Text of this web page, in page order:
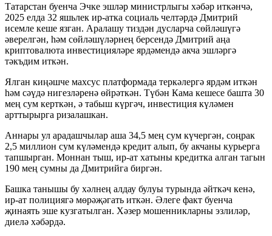
Татарстан буенча Эчке эшләр министрлыгы хәбәр иткәнчә,
2025 елда 32 яшьлек ир-атка социаль челтәрдә Дмитрий
исемле кеше язган. Аралашу тиздән дусларча сөйләшүгә
әверелгән, һәм сөйләшүләрнең берсендә Дмитрий аңа
криптовалюта инвестицияләре ярдәмендә акча эшләргә
тәкъдим иткән.
Ялган киңәшче махсус платформада теркәлергә ярдәм иткән
һәм сәүдә нигезләренә өйрәткән. Түбән Кама кешесе башта 30
мең сум керткән, ә табыш күргәч, инвестиция күләмен
арттырырга ризалашкан.
Аннары ул арадашчылар аша 34,5 мең сум күчергән, соңрак
2,5 миллион сум күләмендә кредит алып, бу акчаны курьерга
тапшырган. Моннан тыш, ир-ат хатыны кредитка алган тагын
190 мең сумны да Дмитрийга биргән.
Башка танышы бу хәлнең алдау булуы турында әйткәч кенә,
ир-ат полициягә мөрәҗәгать иткән. Әлеге факт буенча
җинаять эше кузгатылган. Хәзер мошенникларны эзлиләр,
диелә хәбәрдә.